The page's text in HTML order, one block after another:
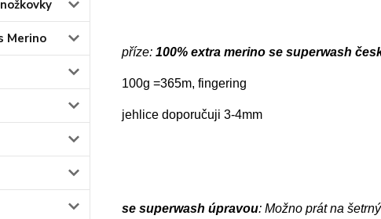
Merino
příze:100% extra merino se superwash
100g =365m, fingering
jehlice doporučuji 3-4mm
se superwash úpravou: Možno prát na